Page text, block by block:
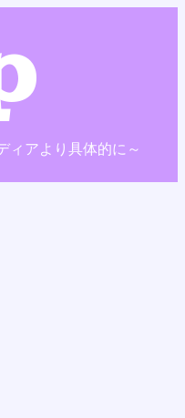
ィアより具体的に～